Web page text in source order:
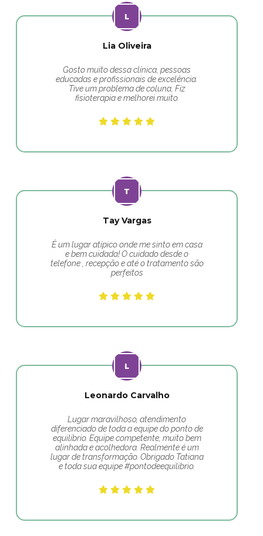
Lia Oliveira
Gosto muito dessa clínica, pessoas
educadas e profissionais de excelência.
Tive um problema de coluna, Fiz
fisioterapia e melhorei muito.
Tay Vargas
É um lugar atípico onde me sinto em casa
e bem cuidada! O cuidado desde o
telefone , recepção e até o tratamento são
perfeitos
Leonardo Carvalho
Lugar maravilhoso, atendimento
diferenciado de toda a equipe do ponto de
equilíbrio. Equipe competente, muito bem
alinhada e acolhedora. Realmente é um
lugar de transformação. Obrigado Tatiana
e toda sua equipe #pontodeequilibrio.